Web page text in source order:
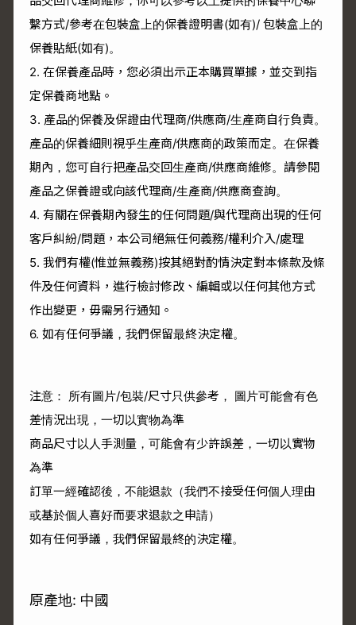
繫方式/參考在包裝盒上的保養證明書(如有)/ 包裝盒上的
保養貼紙(如有)。
2. 在保養產品時，您必須出示正本購買單據，並交到指
定保養商地點。
3. 產品的保養及保證由代理商/供應商/生產商自行負責。
產品的保養細則視乎生產商/供應商的政策而定。在保養
期內，您可自行把產品交回生產商/供應商維修。請參閱
產品之保養證或向該代理商/生產商/供應商查詢。
4. 有關在保養期內發生的任何問題/與代理商出現的任何
客戶糾紛/問題，本公司絕無任何義務/權利介入/處理
5. 我們有權(惟並無義務)按其絕對酌情決定對本條款及條
件及任何資料，進行檢討修改、編輯或以任何其他方式
作出變更，毋需另行通知。
6. 如有任何爭議，我們保留最終決定權。
注意： 所有圖片/包裝/尺寸只供參考， 圖片可能會有色
差情況出現，一切以實物為準
商品尺寸以人手測量，可能會有少許誤差，一切以實物
為準
訂單一經確認後，不能退款（我們不接受任何個人理由
或基於個人喜好而要求退款之申請）
如有任何爭議，我們保留最終的決定權。
原產地: 中國